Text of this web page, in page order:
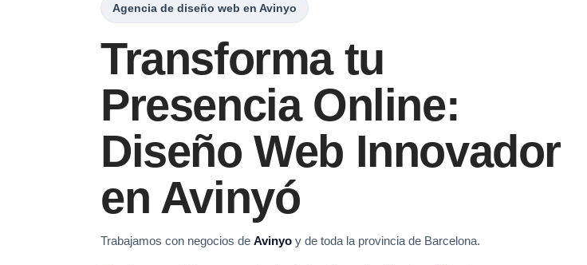
Agencia de diseño web en Avinyo
Transforma tu
Presencia Online:
Diseño Web Innovador
en Avinyó
Trabajamos con negocios de Avinyo y de toda la provincia de Barcelona.